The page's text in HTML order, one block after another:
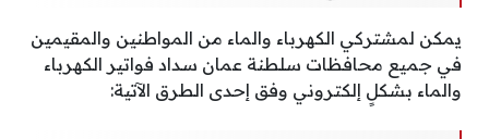
يمكن لمشتركي الكهرباء والماء من المواطنين والمقيمين
في جميع محافظات سلطنة عمان سداد فواتير الكهرباء
والماء بشكلٍ إلكتروني وفق إحدى الطرق الآتية: